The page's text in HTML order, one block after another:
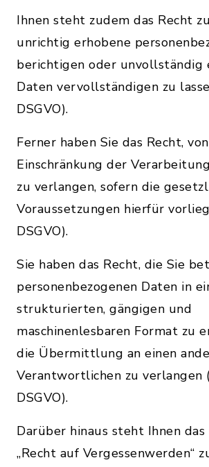
Ihnen steht zudem das Recht
unrichtig erhobene
berichtigen oder unvollständig
Daten vervollständigen zu
DSGVO).
Ferner haben Sie das Recht,
Einschränkung der
zu verlangen, sofern die
Voraussetzungen hierfür
DSGVO).
Sie haben das Recht, die Sie
personenbezogenen Daten in
strukturierten, gängigen und
maschinenlesbaren Format zu
die Übermittlung an einen
Verantwortlichen zu verlangen
DSGVO).
Darüber hinaus steht Ihnen das
„Recht auf Vergessenwerden“